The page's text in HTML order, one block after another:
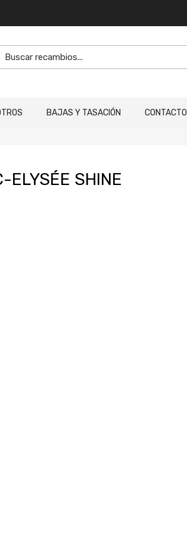
BAJAS Y TASACIÓN CONTACTO
ELYSÉE SHINE